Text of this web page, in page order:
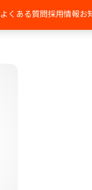
よくある質問採用情報お